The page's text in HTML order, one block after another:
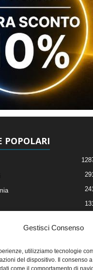
Gestisci Consenso
utilizziamo tecnologie
del dispositivo. Il consenso
come il comportamento di
POPOLARI
Line